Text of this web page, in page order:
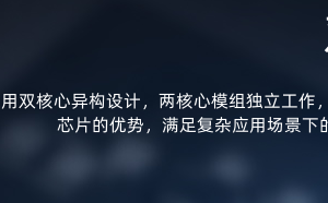
双核心异构设计，两核心模组独立工作
芯片的优势，满足复杂应用场景